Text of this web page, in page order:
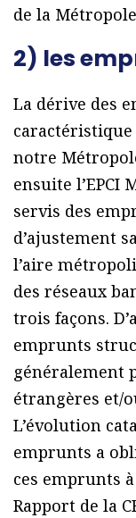
de la
2) les
La dérive des
notre
ensuite l’EPCI
servis des
d’ajustement
l’aire
des réseaux
trois façons.
emprunts
généralement
étrangères et/
L’évolution
emprunts a
ces emprunts
Rapport de la